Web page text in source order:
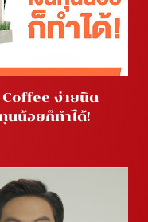
Coffee ง่ายนิด
นน้อยก็ทำได้!